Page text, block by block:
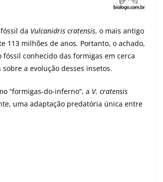
da Vulcanidris cratensis, o mais antigo
113 milhões de anos. Portanto, o achado,
conhecido das formigas em cerca
a evolução desses insetos.
“formigas-do-inferno”, a V. cratensis
uma adaptação predatória única entre